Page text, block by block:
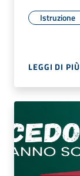
Istruzione
LEGGI DI PIÙ